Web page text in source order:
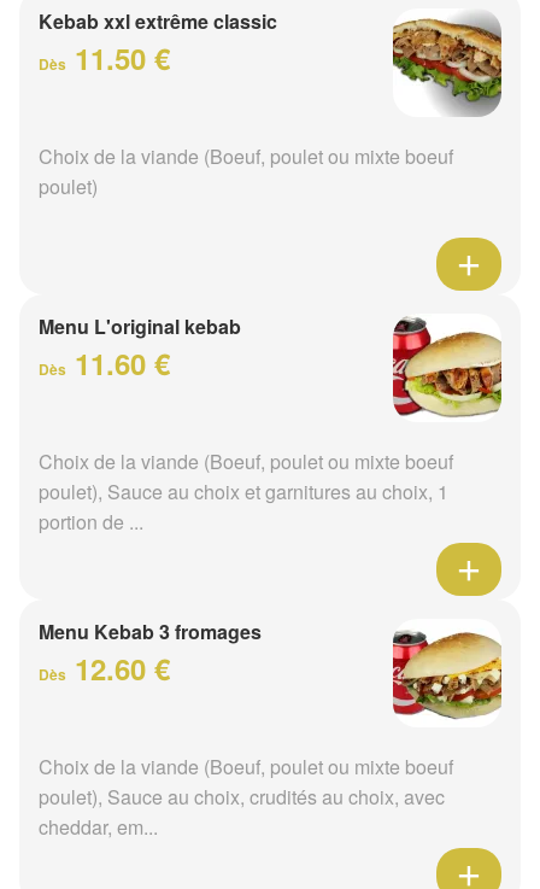
Kebab xxl extrême classic
Dès 11.50 €
Choix de la viande (Boeuf, poulet ou mixte boeuf
poulet)
Menu L'original kebab
Dès 11.60 €
Choix de la viande (Boeuf, poulet ou mixte boeuf
poulet), Sauce au choix et garnitures au choix, 1
portion de ...
Menu Kebab 3 fromages
Dès 12.60 €
Choix de la viande (Boeuf, poulet ou mixte boeuf
poulet), Sauce au choix, crudités au choix, avec
cheddar, em...